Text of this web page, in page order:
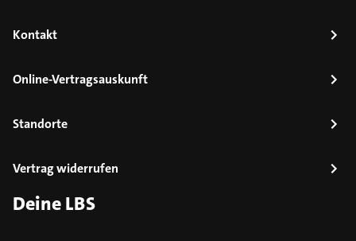
Kontakt
Online-Vertragsauskunft
Standorte
Vertrag widerrufen
Deine LBS